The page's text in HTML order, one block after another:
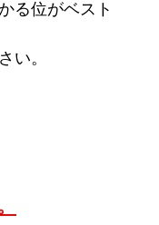
る位がベスト
い。